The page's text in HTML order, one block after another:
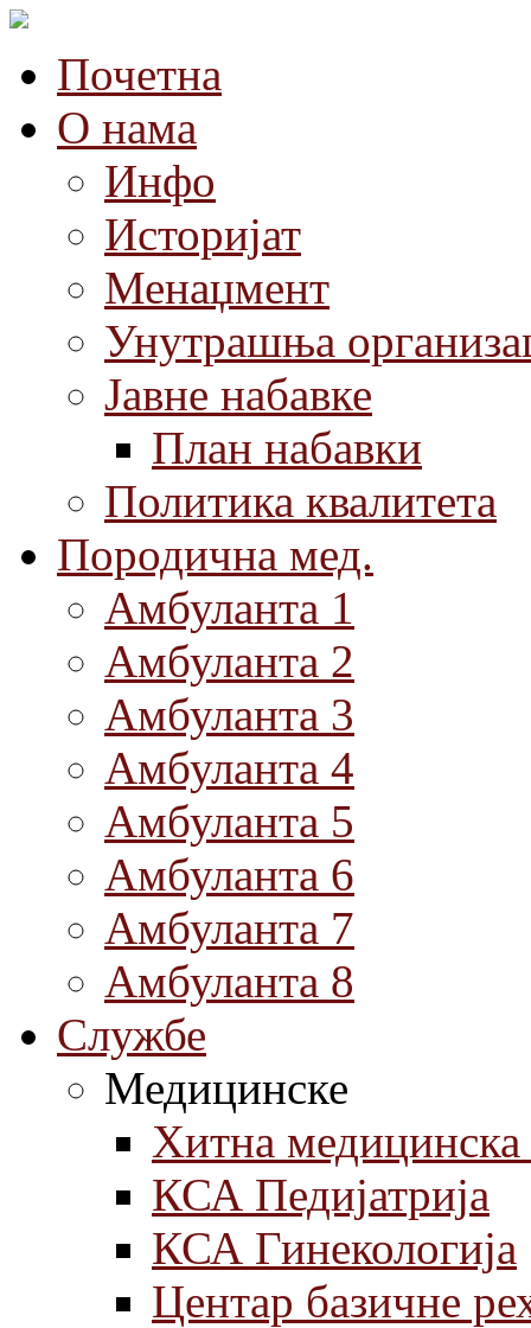
Почетна
О нама
Инфо
Историјат
Менаџмент
Унутрашња
Јавне набавке
План набавки
Политика квалитета
Породична мед.
Амбуланта 1
Амбуланта 2
Амбуланта 3
Амбуланта 4
Амбуланта 5
Амбуланта 6
Амбуланта 7
Амбуланта 8
Службе
Медицинске
Хитна
КСА Педијатрија
КСА Гинекологија
Центар базичне